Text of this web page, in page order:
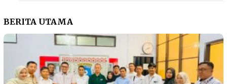
BERITA UTAMA